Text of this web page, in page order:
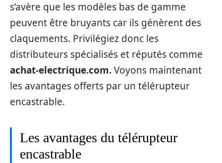
s’avère que les modèles bas de gamme
peuvent être bruyants car ils génèrent des
claquements. Privilégiez donc les
distributeurs spécialisés et réputés comme
achat-electrique.com.Voyons maintenant
les avantages offerts par un télérupteur
encastrable.
Les avantages du télérupteur
encastrable